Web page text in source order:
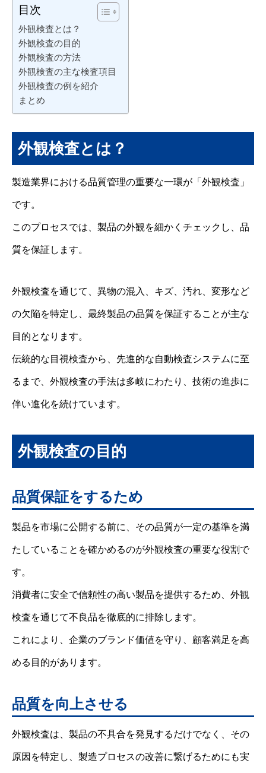
目次
外観検査とは？
外観検査の目的
外観検査の方法
外観検査の主な検査項目
外観検査の例を紹介
まとめ
外観検査とは？
製造業界における品質管理の重要な一環が「外観検査」
です。
このプロセスでは、製品の外観を細かくチェックし、品
質を保証します。
外観検査を通じて、異物の混入、キズ、汚れ、変形など
の欠陥を特定し、最終製品の品質を保証することが主な
目的となります。
伝統的な目視検査から、先進的な自動検査システムに至
るまで、外観検査の手法は多岐にわたり、技術の進歩に
伴い進化を続けています。
外観検査の目的
品質保証をするため
製品を市場に公開する前に、その品質が一定の基準を満
たしていることを確かめるのが外観検査の重要な役割で
す。
消費者に安全で信頼性の高い製品を提供するため、外観
検査を通じて不良品を徹底的に排除します。
これにより、企業のブランド価値を守り、顧客満足を高
める目的があります。
品質を向上させる
外観検査は、製品の不具合を発見するだけでなく、その
原因を特定し、製造プロセスの改善に繋げるためにも実